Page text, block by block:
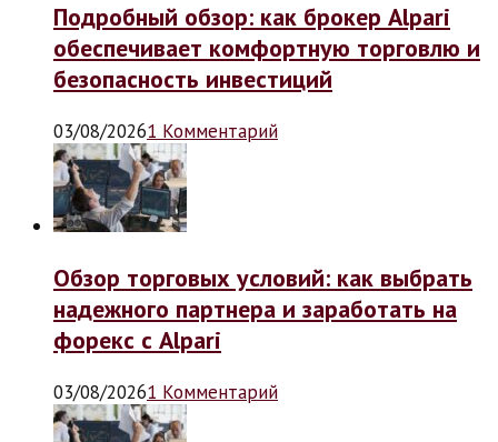
Подробный обзор: как брокер Alpari
обеспечивает комфортную торговлю и
безопасность инвестиций
03/08/20261 Комментарий
Обзор торговых условий: как выбрать
надежного партнера и заработать на
форекс с Alpari
03/08/20261 Комментарий